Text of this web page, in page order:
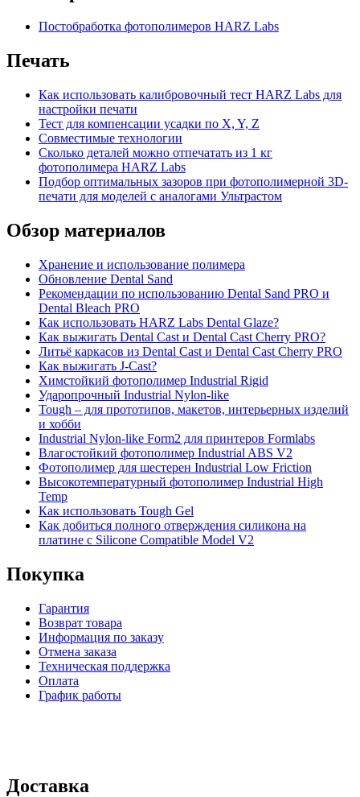
Постобработка фотополимеров HARZ Labs
Печать
Как использовать калибровочный тест HARZ Labs для
настройки печати
Тест для компенсации усадки по X, Y, Z
Совместимые технологии
Сколько деталей можно отпечатать из 1 кг
фотополимера HARZ Labs
Подбор оптимальных зазоров при фотополимерной 3D-
печати для моделей с аналогами Ультрастом
Обзор материалов
Хранение и использование полимера
Обновление Dental Sand
Рекомендации по использованию Dental Sand PRO и
Dental Bleach PRO
Как использовать HARZ Labs Dental Glaze?
Как выжигать Dental Cast и Dental Cast Cherry PRO?
Литьё каркасов из Dental Cast и Dental Cast Cherry PRO
Как выжигать J-Cast?
Химстойкий фотополимер Industrial Rigid
Ударопрочный Industrial Nylon-like
Tough – для прототипов, макетов, интерьерных изделий
и хобби
Industrial Nylon-like Form2 для принтеров Formlabs
Влагостойкий фотополимер Industrial ABS V2
Фотополимер для шестерен Industrial Low Friction
Высокотемпературный фотополимер Industrial High
Temp
Как использовать Tough Gel
Как добиться полного отверждения силикона на
платине с Silicone Compatible Model V2
Покупка
Гарантия
Возврат товара
Информация по заказу
Отмена заказа
Техническая поддержка
Оплата
График работы
Доставка